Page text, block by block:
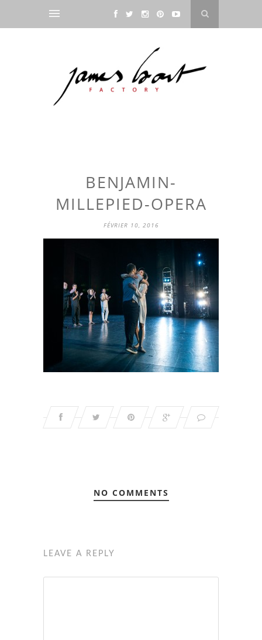
BENJAMIN-
MILLEPIED-OPERA
FÉVRIER 10, 2016
NO COMMENTS
LEAVE A REPLY